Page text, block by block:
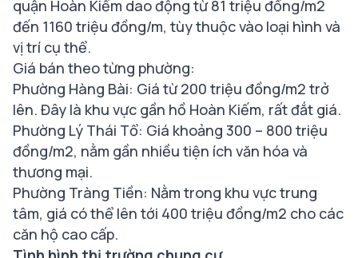
quận Hoàn Kiếm dao động từ 81 triệu đồng/m2
đến 1160 triệu đồng/m, tùy thuộc vào loại hình và
vị trí cụ thể.
Giá bán theo từng phường:
Phường Hàng Bài: Giá từ 200 triệu đồng/m2 trở
lên. Đây là khu vực gần hồ Hoàn Kiếm, rất đắt giá.
Phường Lý Thái Tổ: Giá khoảng 300 – 800 triệu
đồng/m2, nằm gần nhiều tiện ích văn hóa và
thương mại.
Phường Tràng Tiền: Nằm trong khu vực trung
tâm, giá có thể lên tới 400 triệu đồng/m2 cho các
căn hộ cao cấp.